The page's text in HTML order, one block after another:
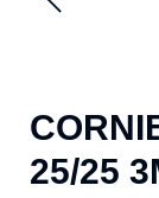
25/25